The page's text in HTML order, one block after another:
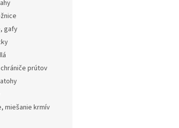
gafy
prútov
miešanie krmív